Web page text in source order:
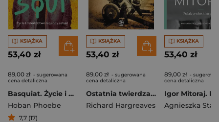
KSIĄŻKA
53,40 zł
89,00 zł - sugerowana
cena detaliczna
Basquiat. Życie i dziedzictwo legendy sztuki
Hoban Phoebe
7,7 (17)
KSIĄŻKA
53,40 zł
89,00 zł - sugerowana
cena detaliczna
Ostatnia twierdza Hitlera. Breslau 1945
Richard Hargreaves
KSIĄŻKA
53,40 zł
89,00 zł -
cena detaliczna
Agnieszka